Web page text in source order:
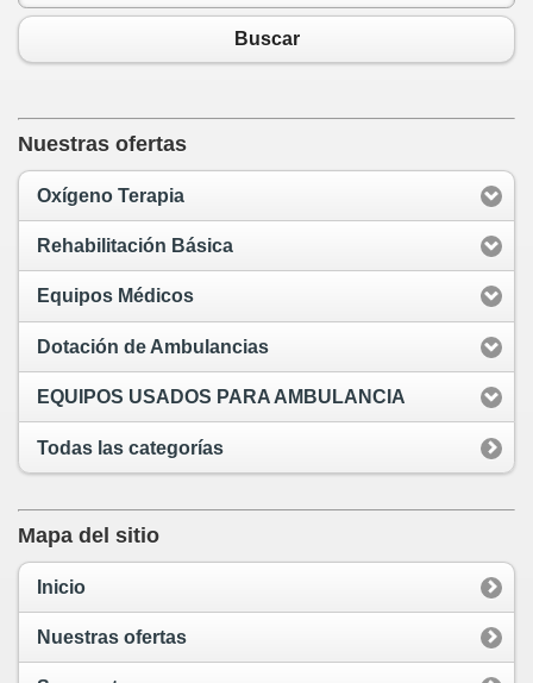
Buscar
Nuestras ofertas
Oxígeno Terapia
Rehabilitación Básica
Equipos Médicos
Dotación de Ambulancias
EQUIPOS USADOS PARA AMBULANCIA
Todas las categorías
Mapa del sitio
Inicio
Nuestras ofertas